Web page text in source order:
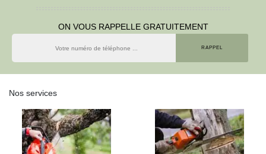
ON VOUS RAPPELLE GRATUITEMENT
Nos services